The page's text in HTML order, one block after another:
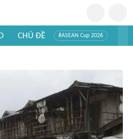
CHỦ ĐỀ #ASEAN Cup 2026